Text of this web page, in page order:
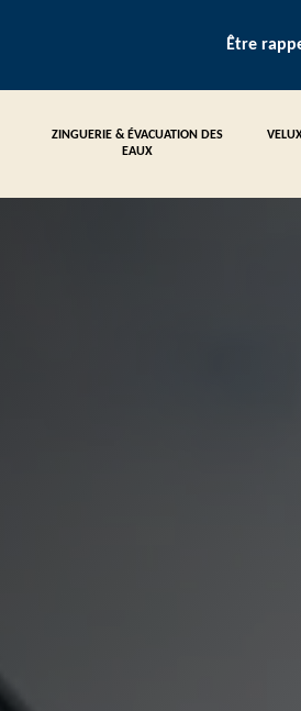
Être
ZINGUERIE & ÉVACUATION DES
EAUX